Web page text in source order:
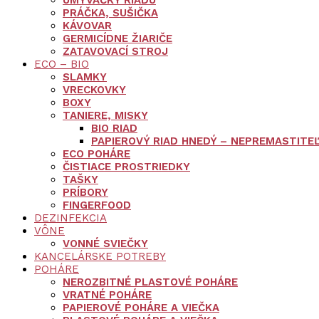
PRÁČKA, SUŠIČKA
KÁVOVAR
GERMICÍDNE ŽIARIČE
ZATAVOVACÍ STROJ
ECO – BIO
SLAMKY
VRECKOVKY
BOXY
TANIERE, MISKY
BIO RIAD
PAPIEROVÝ RIAD HNEDÝ –
ECO POHÁRE
ČISTIACE PROSTRIEDKY
TAŠKY
PRÍBORY
FINGERFOOD
DEZINFEKCIA
VÔNE
VONNÉ SVIEČKY
KANCELÁRSKE POTREBY
POHÁRE
NEROZBITNÉ PLASTOVÉ POHÁRE
VRATNÉ POHÁRE
PAPIEROVÉ POHÁRE A VIEČKA